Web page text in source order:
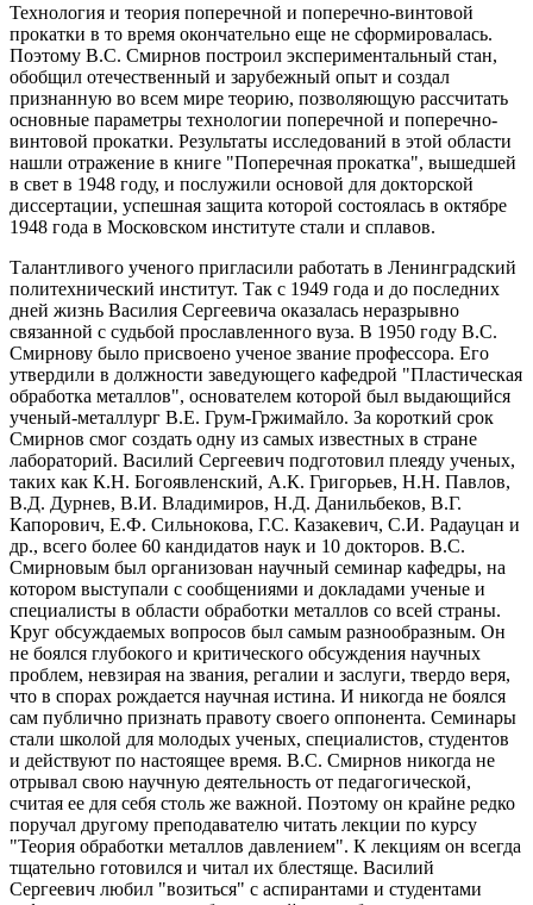
Технология и теория поперечной и поперечно-винтовой
прокатки в то время окончательно еще не сформировалась.
Поэтому В.С. Смирнов построил экспериментальный стан,
обобщил отечественный и зарубежный опыт и создал
признанную во всем мире теорию, позволяющую рассчитать
основные параметры технологии поперечной и поперечно-
винтовой прокатки. Результаты исследований в этой области
нашли отражение в книге "Поперечная прокатка", вышедшей
в свет в 1948 году, и послужили основой для докторской
диссертации, успешная защита которой состоялась в октябре
1948 года в Московском институте стали и сплавов.
Талантливого ученого пригласили работать в Ленинградский
политехнический институт. Так с 1949 года и до последних
дней жизнь Василия Сергеевича оказалась неразрывно
связанной с судьбой прославленного вуза. В 1950 году В.С.
Смирнову было присвоено ученое звание профессора. Его
утвердили в должности заведующего кафедрой "Пластическая
обработка металлов", основателем которой был выдающийся
ученый-металлург В.Е. Грум-Гржимайло. За короткий срок
Смирнов смог создать одну из самых известных в стране
лабораторий. Василий Сергеевич подготовил плеяду ученых,
таких как К.Н. Богоявленский, А.К. Григорьев, Н.Н. Павлов,
В.Д. Дурнев, В.И. Владимиров, Н.Д. Данильбеков, В.Г.
Капорович, Е.Ф. Сильнокова, Г.С. Казакевич, С.И. Радауцан и
др., всего более 60 кандидатов наук и 10 докторов. В.С.
Смирновым был организован научный семинар кафедры, на
котором выступали с сообщениями и докладами ученые и
специалисты в области обработки металлов со всей страны.
Круг обсуждаемых вопросов был самым разнообразным. Он
не боялся глубокого и критического обсуждения научных
проблем, невзирая на звания, регалии и заслуги, твердо веря,
что в спорах рождается научная истина. И никогда не боялся
сам публично признать правоту своего оппонента. Семинары
стали школой для молодых ученых, специалистов, студентов
и действуют по настоящее время. В.С. Смирнов никогда не
отрывал свою научную деятельность от педагогической,
считая ее для себя столь же важной. Поэтому он крайне редко
поручал другому преподавателю читать лекции по курсу
"Теория обработки металлов давлением". К лекциям он всегда
тщательно готовился и читал их блестяще. Василий
Сергеевич любил "возиться" с аспирантами и студентами